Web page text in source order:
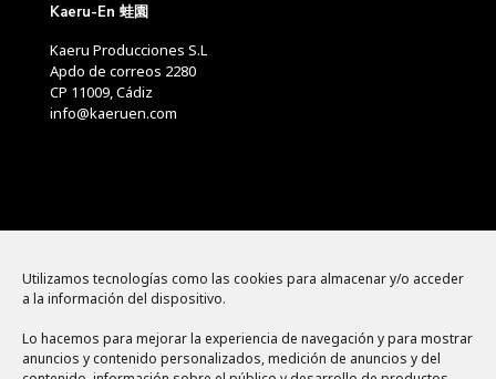
Utilizamos tecnologías como las cookies para almacenar y/o acceder
a la información del dispositivo.
Lo hacemos para mejorar la experiencia de navegación y para mostrar
anuncios y contenido personalizados, medición de anuncios y del
Kaeru-En 蛙園
Kaeru Producciones S.L
Apdo de correos 2280
CP 11009, Cádiz
info@kaeruen.com
Política de cookies
Aviso legal